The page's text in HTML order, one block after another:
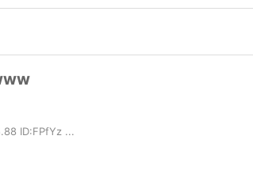
ID:FPfYz ...